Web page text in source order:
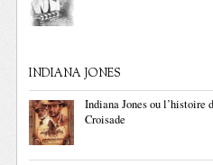
INDIANA JONES
Indiana Jones ou l’histoire
Croisade